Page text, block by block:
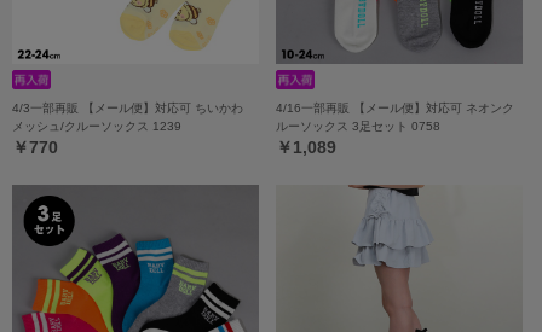
4/3一部再販 【メール便】対応可 ちいかわ
メッシュ/クルーソックス 1239
￥770
4/16一部再販 【メール便】対応可 ネオンク
ルーソックス 3足セット 0758
￥1,089